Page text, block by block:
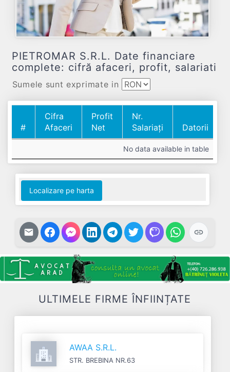
PIETROMAR S.R.L. Date financiare
complete: cifră afaceri, profit, salariati
Sumele sunt exprimate in
#
Cifra
Afaceri
Profit
Net
Nr.
Salariați
Datorii
Afaceri
Net
Nr.
Salariați
Datorii
No data available in table
Localizare pe harta
ULTIMELE FIRME ÎNFIINȚATE
AWAA S.R.L.
STR. BREBINA NR.63